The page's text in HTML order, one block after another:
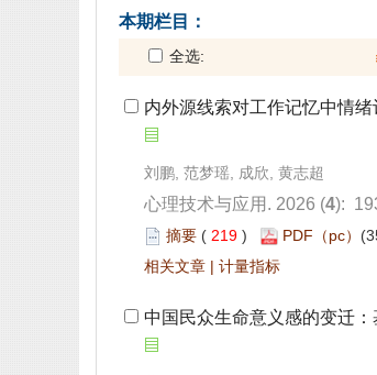
内外源线索对工作记忆中情
):
219 )
|
中国民众生命意义感的变迁